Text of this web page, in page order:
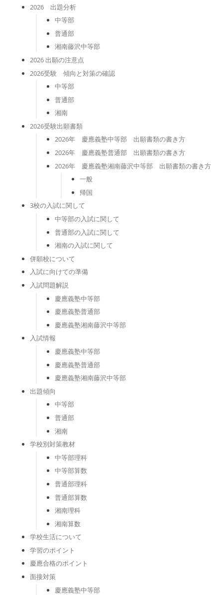
2026 出題分析
中等部
普通部
湘南藤沢中等部
2026 出願の注意点
2026受験 傾向と対策の確認
中等部
普通部
湘南
2026受験出願書類
2026年 慶應義塾中等部 出願書類の書き方
2026年 慶應義塾普通部 出願書類の書き方
2026年 慶應義塾湘南藤沢中等部 出願書類の書き方
一般
帰国
3校の入試に関して
中等部の入試に関して
普通部の入試に関して
湘南の入試に関して
併願校について
入試に向けての準備
入試問題解説
慶應義塾中等部
慶應義塾普通部
慶應義塾湘南藤沢中等部
入試情報
慶應義塾中等部
慶應義塾普通部
慶應義塾湘南藤沢中等部
出題傾向
中等部
普通部
湘南
学校別対策教材
中等部理科
中等部算数
普通部理科
普通部算数
湘南理科
湘南算数
学校生活について
学習のポイント
慶應合格のポイント
面接対策
慶應義塾中等部